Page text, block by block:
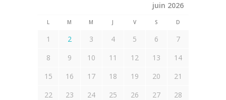
juin 2026
L M M J V S D
1 2 3 4 5 6
7
8
9 10 11 12 13
14
15
16 17 18 19 20
21
22
23 24 25 26 27
28